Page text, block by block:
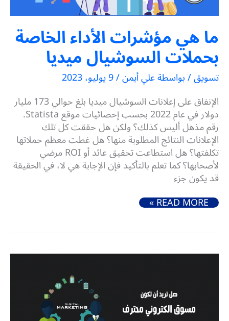
ما هي مؤشرات الأداء الخاصة
بحملات السوشيال ميديا
تسويق/ بواسطةعلي أيمن/9 يوليو، 2023
الإنفاق على إعلانات السوشيال ميديا بلغ حوالي 173 مليار
دولار في عام 2022 بحسب إحصائيات موقع Statista.
رقم مذهل أليس كذلك؟ ولكن هل حققت كل تلك
الإعلانات النتائج المطلوبة منها؟ هل غطت معظم حملاتها
تكلفتها؟ هل استطاعت تحقيق عائد أو ROI مرضي
لأصحابها؟ كما تعلم بالتأكيد فإن الإجابة هي لا، في الحقيقة
قد يكون جزء
ما هي مؤشرات الأداء الخاصة بحملات السوشيال ميديا
READ MORE »